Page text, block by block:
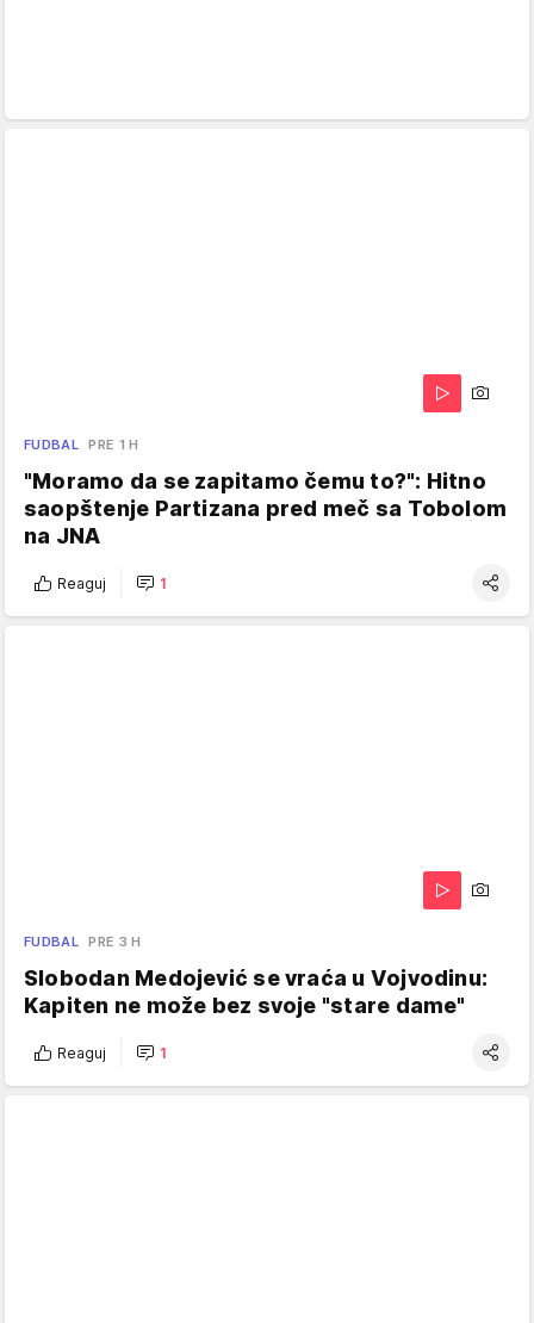
FUDBAL PRE 1 H
"Moramo da se zapitamo čemu to?": Hitno
saopštenje Partizana pred meč sa Tobolom
na JNA
Reaguj 1
FUDBAL PRE 3 H
Slobodan Medojević se vraća u Vojvodinu:
Kapiten ne može bez svoje "stare dame"
Reaguj 1